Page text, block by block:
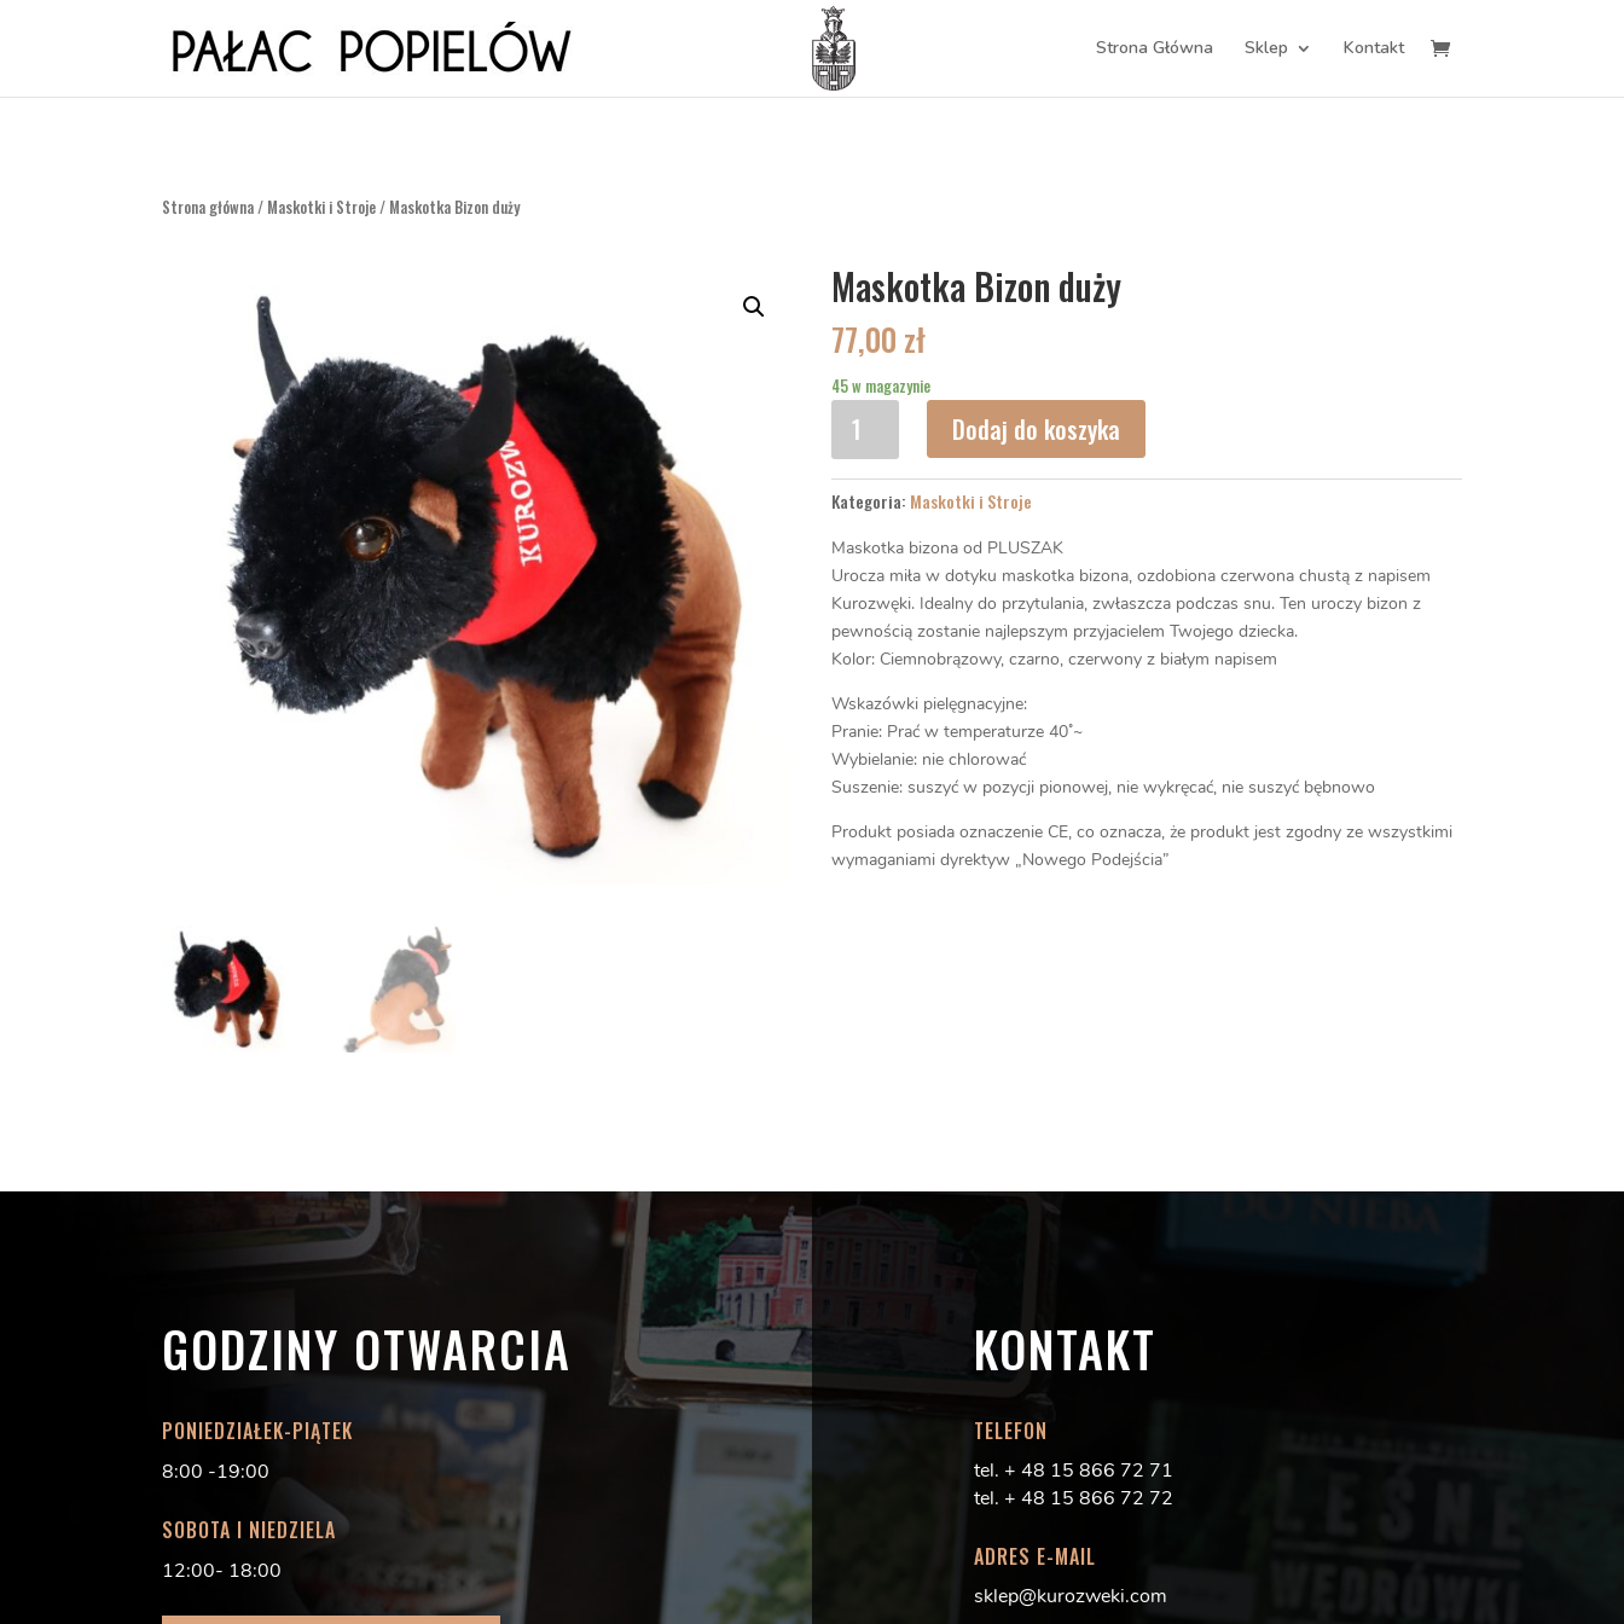
Strona Główna Sklep Kontakt
Strona główna / Maskotki i Stroje / Maskotka Bizon duży
Maskotka Bizon duży
77,00 zł
45 w magazynie
Maskotka
Bizon
duży
Dodaj do koszyka
Kategoria: Maskotki i Stroje
Maskotka bizona od PLUSZAK
Urocza miła w dotyku maskotka bizona, ozdobiona czerwona chustą z napisem
Kurozwęki. Idealny do przytulania, zwłaszcza podczas snu. Ten uroczy bizon z
pewnością zostanie najlepszym przyjacielem Twojego dziecka.
Kolor: Ciemnobrązowy, czarno, czerwony z białym napisem
Wskazówki pielęgnacyjne:
Pranie: Prać w temperaturze 40˚~
Wybielanie: nie chlorować
Suszenie: suszyć w pozycji pionowej, nie wykręcać, nie suszyć bębnowo
Produkt posiada oznaczenie CE, co oznacza, że produkt jest zgodny ze wszystkimi
wymaganiami dyrektyw „Nowego Podejścia”
GODZINY OTWARCIA
PONIEDZIAŁEK-PIĄTEK
8:00 -19:00
SOBOTA I NIEDZIELA
12:00- 18:00
KONTAKT
TELEFON
tel. + 48 15 866 72 71
tel. + 48 15 866 72 72
ADRES E-MAIL
sklep@kurozweki.com